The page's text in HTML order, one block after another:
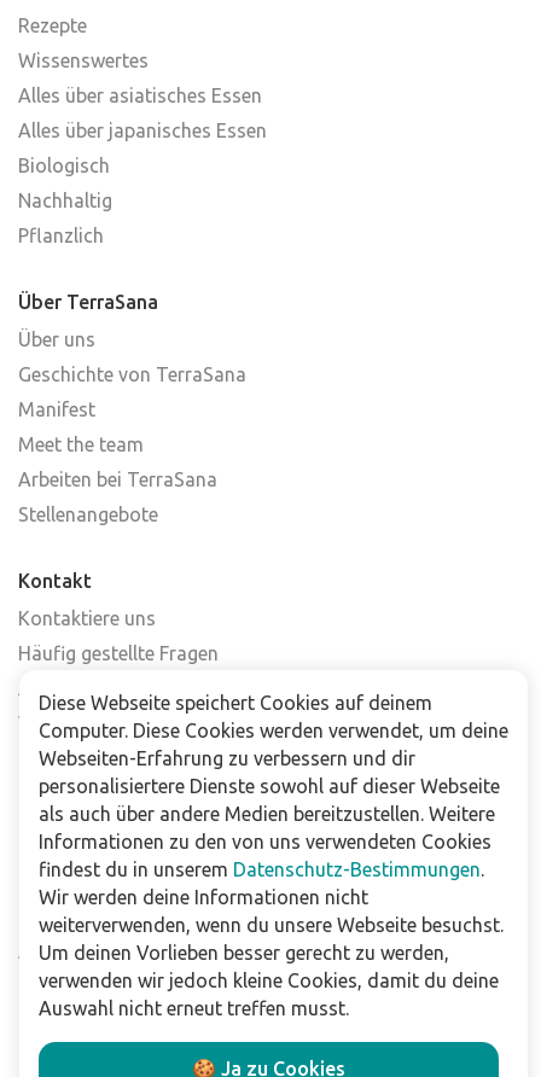
Rezepte
Wissenswertes
Alles über asiatisches Essen
Alles über japanisches Essen
Biologisch
Nachhaltig
Pflanzlich
Über TerraSana
Über uns
Geschichte von TerraSana
Manifest
Meet the team
Arbeiten bei TerraSana
Stellenangebote
Kontakt
Kontaktiere uns
Häufig gestellte Fragen
Abonniere unseren Newsletter
Verkaufsstellen
Für Unternehmen
Downloads
Impressum
Datenschutzbestimmungen
Allgemeine Verkaufs- und Lieferbedingungen
Haftungsausschluss
Diese Webseite speichert Cookies auf deinem
Computer. Diese Cookies werden verwendet, um deine
Webseiten-Erfahrung zu verbessern und dir
personalisiertere Dienste sowohl auf dieser Webseite
als auch über andere Medien bereitzustellen. Weitere
Informationen zu den von uns verwendeten Cookies
findest du in unserem Datenschutz-Bestimmungen.
Wir werden deine Informationen nicht
weiterverwenden, wenn du unsere Webseite besuchst.
Um deinen Vorlieben besser gerecht zu werden,
verwenden wir jedoch kleine Cookies, damit du deine
Auswahl nicht erneut treffen musst.
🍪 Ja zu Cookies